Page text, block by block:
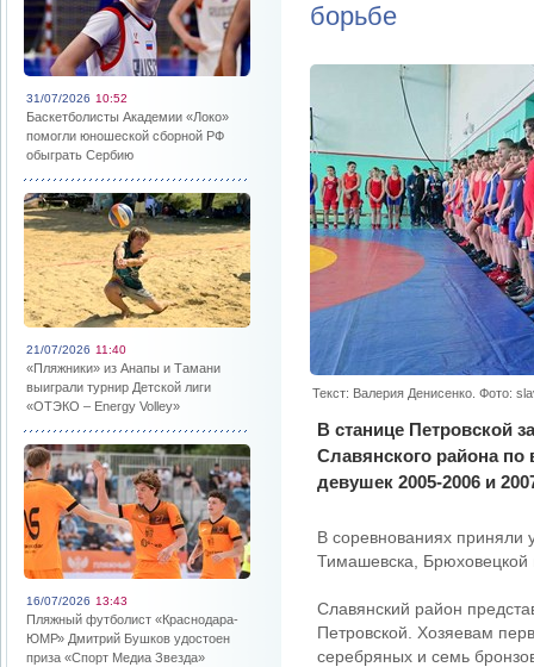
31/07/2026 10:52
Баскетболисты Академии «Локо»
помогли юношеской сборной РФ
обыграть Сербию
21/07/2026 11:40
«Пляжники» из Анапы и Тамани
выиграли турнир Детской лиги
«ОТЭКО – Energy Volley»
16/07/2026 13:43
Пляжный футболист «Краснодара-
ЮМР» Дмитрий Бушков удостоен
приза «Спорт Медиа Звезда»
борьбе
Текст: Валерия Денисенко. Фото:
В станице Петровской
Славянского района
девушек 2005-2006 и
В соревнованиях приняли
Тимашевска, Брюховецкой
Славянский район
Петровской. Хозяевам
серебряных и семь